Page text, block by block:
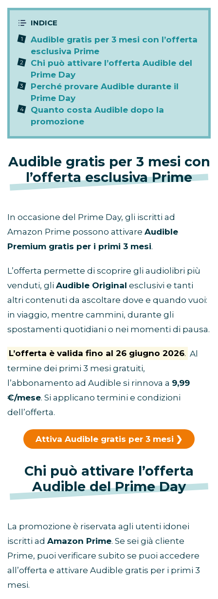
Audible gratis per 3 mesi con l’offerta
esclusiva Prime
Chi può attivare l’offerta Audible del
Prime Day
Perché provare Audible durante il
Prime Day
Quanto costa Audible dopo la
promozione
Audible gratis per 3 mesi con
l’offerta esclusiva Prime
In occasione del Prime Day, gli iscritti ad
Amazon Prime possono attivare Audible
Premium gratis per i primi 3 mesi.
L’offerta permette di scoprire gli audiolibri più
venduti, gli Audible Original esclusivi e tanti
altri contenuti da ascoltare dove e quando vuoi:
in viaggio, mentre cammini, durante gli
spostamenti quotidiani o nei momenti di pausa.
L’offerta è valida fino al 26 giugno 2026. Al
termine dei primi 3 mesi gratuiti,
l’abbonamento ad Audible si rinnova a 9,99
€/mese. Si applicano termini e condizioni
dell’offerta.
Attiva Audible gratis per 3 mesi
Chi può attivare l’offerta
Audible del Prime Day
La promozione è riservata agli utenti idonei
iscritti ad Amazon Prime. Se sei già cliente
Prime, puoi verificare subito se puoi accedere
all’offerta e attivare Audible gratis per i primi 3
mesi.